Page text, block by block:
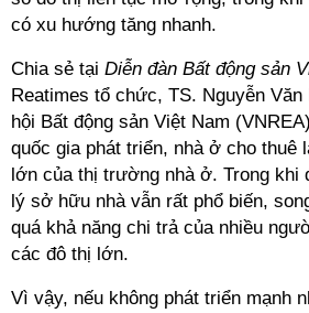
có xu hướng tăng nhanh.
Chia sẻ tại Diễn đàn Bất động sản
Reatimes tổ chức, TS. Nguyễn
hội Bất động sản Việt Nam
quốc gia phát triển, nhà ở cho thuê
lớn của thị trường nhà ở. Trong khi
lý sở hữu nhà vẫn rất phổ biến,
quá khả năng chi trả của nhiều
các đô thị lớn.
Vì vậy, nếu không phát triển mạnh